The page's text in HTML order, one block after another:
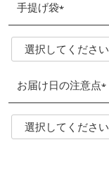
手提げ袋
(必
須)
お届け日の注意点
(
須)